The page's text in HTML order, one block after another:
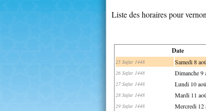
Liste des horaires pour vernon
Date
25 Safar 1448 Samedi 8
26 Safar 1448 Dimanche 9
27 Safar 1448 Lundi 10
28 Safar 1448 Mardi 11
29 Safar 1448 Mercredi 12